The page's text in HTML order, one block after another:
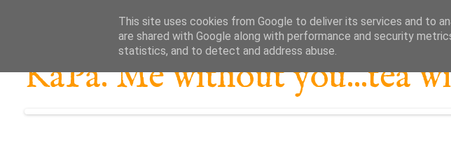
KaPa. Me without you...tea
This site uses cookies from Google to deliver its services and to
are shared with Google along with performance and security
statistics, and to detect and address abuse.